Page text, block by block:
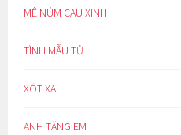
MÊ NÚM CAU XINH
TÌNH MẪU TỬ
XÓT XA
ANH TẶNG EM